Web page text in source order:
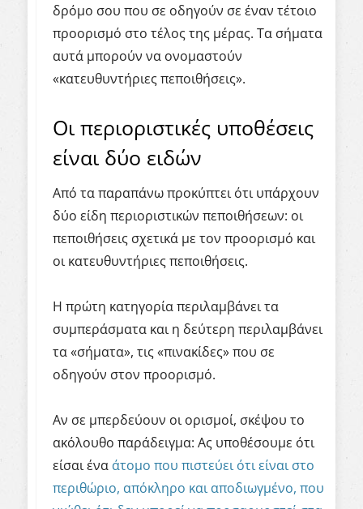
δρόμο σου που σε οδηγούν σε έναν τέτοιο
προορισμό στο τέλος της μέρας. Τα σήματα
αυτά μπορούν να ονομαστούν
«κατευθυντήριες πεποιθήσεις».
Οι περιοριστικές υποθέσεις
είναι δύο ειδών
Από τα παραπάνω προκύπτει ότι υπάρχουν
δύο είδη περιοριστικών πεποιθήσεων: οι
πεποιθήσεις σχετικά με τον προορισμό και
οι κατευθυντήριες πεποιθήσεις.
Η πρώτη κατηγορία περιλαμβάνει τα
συμπεράσματα και η δεύτερη περιλαμβάνει
τα «σήματα», τις «πινακίδες» που σε
οδηγούν στον προορισμό.
Αν σε μπερδεύουν οι ορισμοί, σκέψου το
ακόλουθο παράδειγμα: Ας υποθέσουμε ότι
είσαι ένα άτομο που πιστεύει ότι είναι στο
περιθώριο, απόκληρο και αποδιωγμένο, που